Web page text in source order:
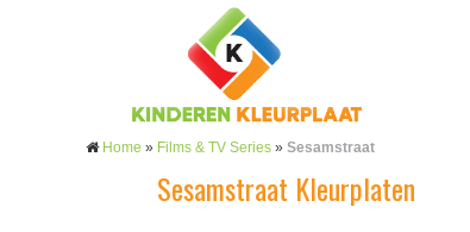
Home » Films & TV Series » Sesamstraat
Sesamstraat Kleurplaten